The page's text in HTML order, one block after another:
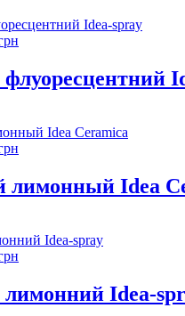
лимонный Idea
лимонний Idea-